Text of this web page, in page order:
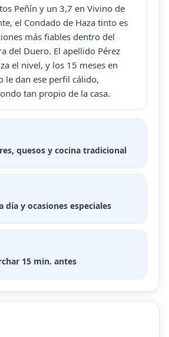
Peñín y un 3,7 en Vivino de
el Condado de Haza tinto es
más fiables dentro del
del Duero. El apellido Pérez
el nivel, y los 15 meses en
le dan ese perfil cálido,
tan propio de la casa.
quesos y cocina tradicional
día y ocasiones especiales
15 min. antes